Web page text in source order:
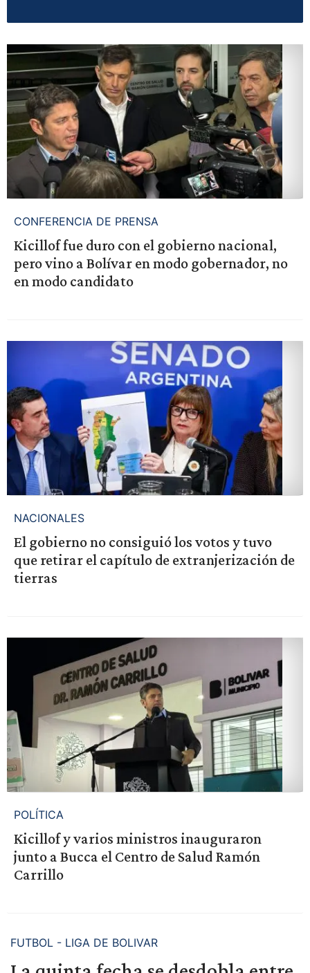
CONFERENCIA DE PRENSA
Kicillof fue duro con el gobierno nacional,
pero vino a Bolívar en modo gobernador, no
en modo candidato
NACIONALES
El gobierno no consiguió los votos y tuvo
que retirar el capítulo de extranjerización de
tierras
POLÍTICA
Kicillof y varios ministros inauguraron
junto a Bucca el Centro de Salud Ramón
Carrillo
FUTBOL - LIGA DE BOLIVAR